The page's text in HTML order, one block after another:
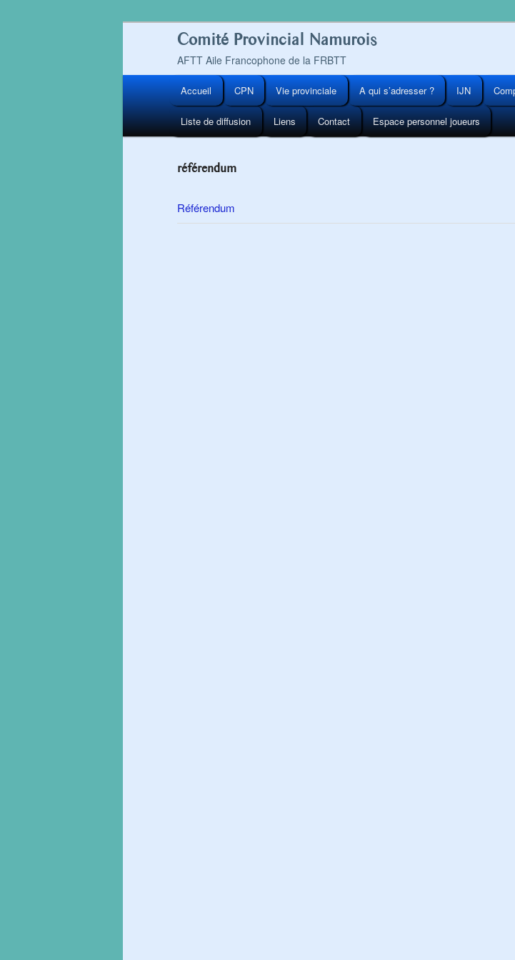
Comité Provincial Namurois
AFTT Aile Francophone de la FRBTT
Menu
principal
Aller
au
contenu
Accueil CPN Vie provinciale A qui s’adresser ? IJN
Liste de diffusion Liens Contact Espace personnel joueurs
référendum
Référendum